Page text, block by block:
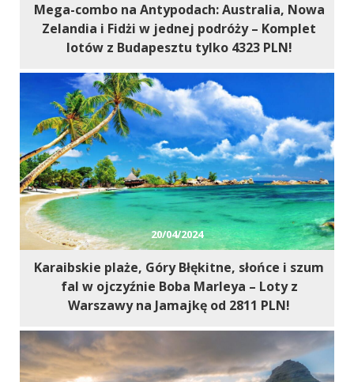
Mega-combo na Antypodach: Australia, Nowa
Zelandia i Fidżi w jednej podróży – Komplet
lotów z Budapesztu tylko 4323 PLN!
20/04/2024
Karaibskie plaże, Góry Błękitne, słońce i szum
fal w ojczyźnie Boba Marleya – Loty z
Warszawy na Jamajkę od 2811 PLN!